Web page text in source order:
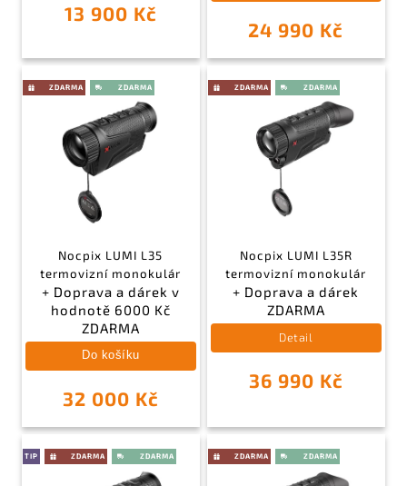
13 900 Kč
24 990 Kč
Nocpix LUMI L35
termovizní monokulár
+ Doprava a dárek v
hodnotě 6000 Kč
ZDARMA
32 000 Kč
Do košíku
Nocpix LUMI L35R
termovizní monokulár
+ Doprava a dárek
ZDARMA
36 990 Kč
Detail
TIP